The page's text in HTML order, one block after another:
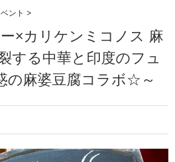
ント >
ー×カリケンミコノス 麻
する中華と印度のフュ
の麻婆豆腐コラボ☆～